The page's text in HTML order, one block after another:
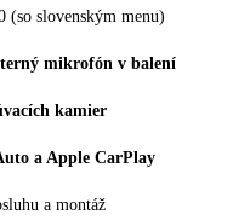
(so slovenským menu)
mikrofón v balení
kamier
a Apple CarPlay
a montáž